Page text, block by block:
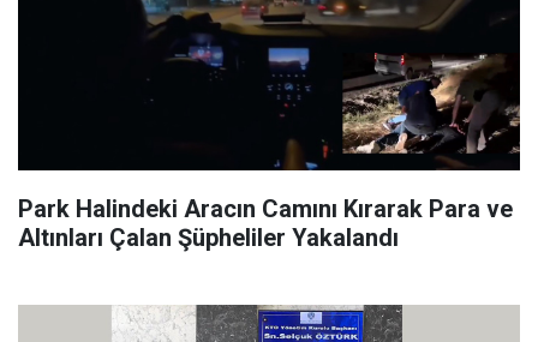
Park Halindeki Aracın Camını Kırarak Para ve
Altınları Çalan Şüpheliler Yakalandı